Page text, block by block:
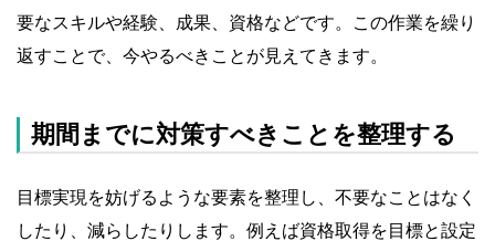
要なスキルや経験、成果、資格などです。この作業を繰り
返すことで、今やるべきことが見えてきます。
期間までに対策すべきことを整理する
目標実現を妨げるような要素を整理し、不要なことはなく
したり、減らしたりします。例えば資格取得を目標と設定